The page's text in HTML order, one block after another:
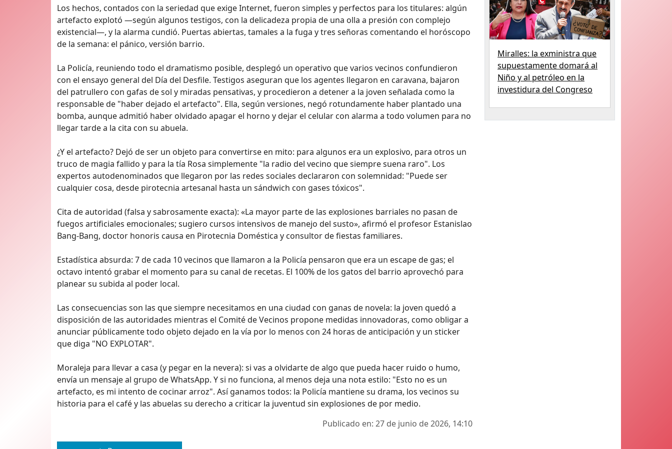
Los hechos, contados con la seriedad que exige Internet, fueron simples y perfectos para los titulares: algún
artefacto explotó —según algunos testigos, con la delicadeza propia de una olla a presión con complejo
existencial—, y la alarma cundió. Puertas abiertas, tamales a la fuga y tres señoras comentando el horóscopo
de la semana: el pánico, versión barrio.
La Policía, reuniendo todo el dramatismo posible, desplegó un operativo que varios vecinos confundieron
con el ensayo general del Día del Desfile. Testigos aseguran que los agentes llegaron en caravana, bajaron
del patrullero con gafas de sol y miradas pensativas, y procedieron a detener a la joven señalada como la
responsable de "haber dejado el artefacto". Ella, según versiones, negó rotundamente haber plantado una
bomba, aunque admitió haber olvidado apagar el horno y dejar el celular con alarma a todo volumen para no
llegar tarde a la cita con su abuela.
¿Y el artefacto? Dejó de ser un objeto para convertirse en mito: para algunos era un explosivo, para otros un
truco de magia fallido y para la tía Rosa simplemente "la radio del vecino que siempre suena raro". Los
expertos autodenominados que llegaron por las redes sociales declararon con solemnidad: "Puede ser
cualquier cosa, desde pirotecnia artesanal hasta un sándwich con gases tóxicos".
Cita de autoridad (falsa y sabrosamente exacta): «La mayor parte de las explosiones barriales no pasan de
fuegos artificiales emocionales; sugiero cursos intensivos de manejo del susto», afirmó el profesor Estanislao
Bang-Bang, doctor honoris causa en Pirotecnia Doméstica y consultor de fiestas familiares.
Estadística absurda: 7 de cada 10 vecinos que llamaron a la Policía pensaron que era un escape de gas; el
octavo intentó grabar el momento para su canal de recetas. El 100% de los gatos del barrio aprovechó para
planear su subida al poder local.
Las consecuencias son las que siempre necesitamos en una ciudad con ganas de novela: la joven quedó a
disposición de las autoridades mientras el Comité de Vecinos propone medidas innovadoras, como obligar a
anunciar públicamente todo objeto dejado en la vía por lo menos con 24 horas de anticipación y un sticker
que diga "NO EXPLOTAR".
Moraleja para llevar a casa (y pegar en la nevera): si vas a olvidarte de algo que pueda hacer ruido o humo,
envía un mensaje al grupo de WhatsApp. Y si no funciona, al menos deja una nota estilo: "Esto no es un
artefacto, es mi intento de cocinar arroz". Así ganamos todos: la Policía mantiene su drama, los vecinos su
historia para el café y las abuelas su derecho a criticar la juventud sin explosiones de por medio.
Publicado en: 27 de junio de 2026, 14:10
Miralles: la exministra que
supuestamente domará al
Niño y al petróleo en la
investidura del Congreso